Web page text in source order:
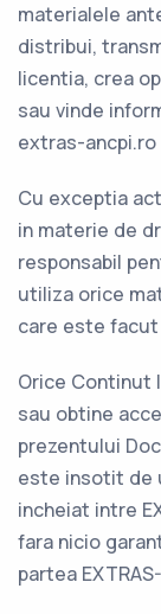
materialele
distribui,
licentia, crea
sau vinde
extras-ancpi.ro
Cu exceptia
in materie de
responsabil
utiliza orice
care este facut
Orice Continut
sau obtine
prezentului
este insotit de
incheiat intre
fara nicio
partea